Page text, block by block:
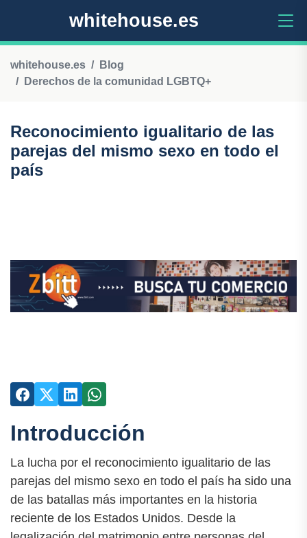
whitehouse.es
whitehouse.es
Blog
Derechos de la comunidad LGBTQ+
Reconocimiento igualitario de las
parejas del mismo sexo en todo el
país
Introducción
La lucha por el reconocimiento igualitario de las
parejas del mismo sexo en todo el país ha sido una
de las batallas más importantes en la historia
reciente de los Estados Unidos. Desde la